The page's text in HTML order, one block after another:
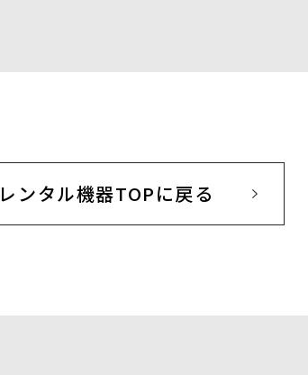
レンタル機器TOPに戻る